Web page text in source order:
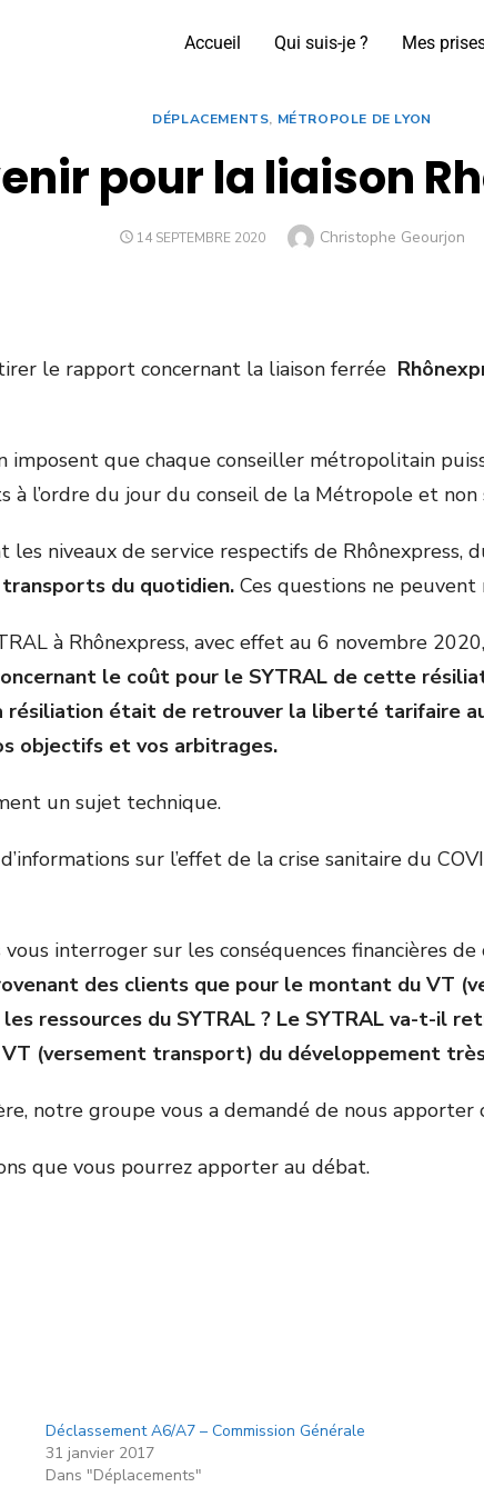
Accueil Qui suis-je ? Mes
DÉPLACEMENTS, MÉTROPOLE DE LYON
pour la liaison
14 SEPTEMBRE 2020 Christophe Geourjon
le rapport concernant la liaison ferrée
imposent que chaque conseiller métropolitain
à l’ordre du jour du conseil de la Métropole et
niveaux de service respectifs de Rhônexpress,
du quotidien. Ces questions ne
à Rhônexpress, avec effet au 6 novembre
le coût pour le SYTRAL de cette
résiliation était de retrouver la liberté tarifaire
objectifs et vos arbitrages.
un sujet technique.
sur l’effet de la crise sanitaire du
interroger sur les conséquences financières
des clients que pour le montant du VT
ressources du SYTRAL ? Le SYTRAL va-t-il
VT (versement transport) du développement
notre groupe vous a demandé de nous apporter
que vous pourrez apporter au débat.
Déclassement A6/A7 – Commission Générale
31 janvier 2017
Dans "Déplacements"